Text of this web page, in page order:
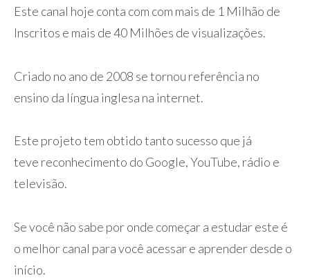
Este canal hoje conta com com mais de 1 Milhão de
Inscritos e mais de 40 Milhões de visualizações.
Criado no ano de 2008 se tornou referência no
ensino da língua inglesa na internet.
Este projeto tem obtido tanto sucesso que já
teve reconhecimento do Google, YouTube, rádio e
televisão.
Se você não sabe por onde começar a estudar este é
o melhor canal para você acessar e aprender desde o
início.